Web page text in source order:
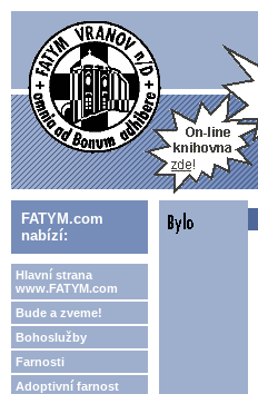
FATYM.com
nabízí:
Hlavní strana
www.FATYM.com
Bude a zveme!
Bohoslužby
Farnosti
Adoptivní farnost